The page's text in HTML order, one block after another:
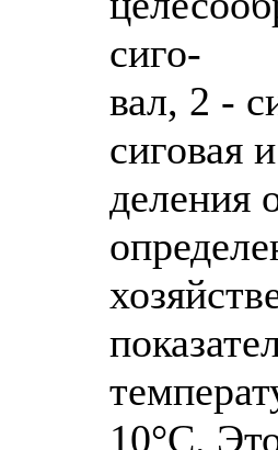
сиго-
вал, 2 -
сиговая
деления
10°С.